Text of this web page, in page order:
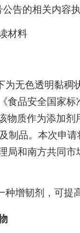
告的相关内容
材料
无色透明黏稠
食品安全国家
物质作为添加
制品。本次申
局和南方共同
增韧剂，可提